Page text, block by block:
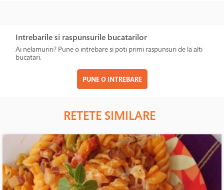
Intrebarile si raspunsurile bucatarilor
Ai nelamuriri? Pune o intrebare si poti primi raspunsuri de la alti
bucatari.
PUNE O INTREBARE
RETETE SIMILARE